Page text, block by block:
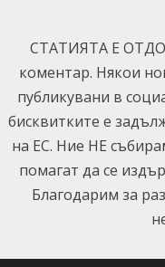
content
СТАТИЯТА Е
коментар. Някои
публикувани в
бисквитките е
на ЕС. Ние НЕ
помагат да се
Благодарим за